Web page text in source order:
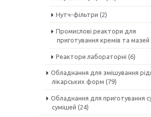
Нутч-фільтри (2)
Промислові реактори для
приготування кремів та мазей
Реактори лабораторні (6)
Обладнання для змішування
лікарських форм (79)
Обладнання для приготування
сумішей (24)